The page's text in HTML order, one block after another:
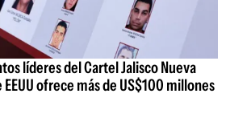
líderes del Cartel Jalisco Nueva
ofrece más de US$100 millones